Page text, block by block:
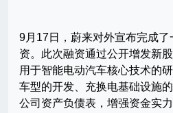
9月17日，蔚来对外宣布完成
资。此次融资通过公开增发新
用于智能电动汽车核心技术的
车型的开发、充换电基础设施
公司资产负债表，增强资金实